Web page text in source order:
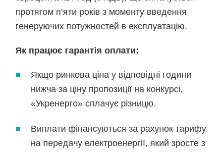
протягом п’яти років з моменту введення
генеруючих потужностей в експлуатацію.
Як працює гарантія оплати:
Якщо ринкова ціна у відповідні години
нижча за ціну пропозиції на конкурсі,
«Укренерго» сплачує різницю.
Виплати фінансуються за рахунок тарифу
на передачу електроенергії, який зросте з